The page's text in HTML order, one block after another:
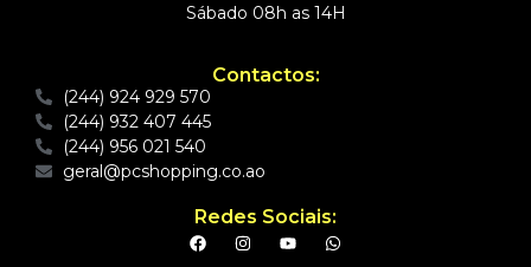
Sábado 08h as 14H
Contactos:
(244) 924 929 570
(244) 932 407 445
(244) 956 021 540
geral@pcshopping.co.ao
Redes Sociais: